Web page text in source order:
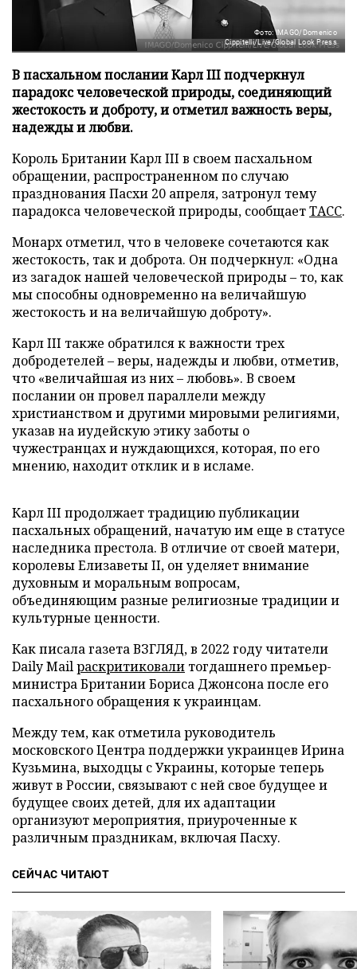
Фото: IMAGO/Domenico
Cippitelli/Live/Global Look Press
В пасхальном послании Карл III подчеркнул
парадокс человеческой природы, соединяющий
жестокость и доброту, и отметил важность веры,
надежды и любви.
Король Британии Карл III в своем пасхальном
обращении, распространенном по случаю
празднования Пасхи 20 апреля, затронул тему
парадокса человеческой природы, сообщаетТАСС.
Монарх отметил, что в человеке сочетаются как
жестокость, так и доброта. Он подчеркнул: «Одна
из загадок нашей человеческой природы – то, как
мы способны одновременно на величайшую
жестокость и на величайшую доброту».
Карл III также обратился к важности трех
добродетелей – веры, надежды и любви, отметив,
что «величайшая из них – любовь». В своем
послании он провел параллели между
христианством и другими мировыми религиями,
указав на иудейскую этику заботы о
чужестранцах и нуждающихся, которая, по его
мнению, находит отклик и в исламе.
Карл III продолжает традицию публикации
пасхальных обращений, начатую им еще в статусе
наследника престола. В отличие от своей матери,
королевы Елизаветы II, он уделяет внимание
духовным и моральным вопросам,
объединяющим разные религиозные традиции и
культурные ценности.
Как писала газета ВЗГЛЯД, в 2022 году читатели
Daily Mailраскритиковали тогдашнего премьер-
министра Британии Бориса Джонсона после его
пасхального обращения к украинцам.
Между тем, как отметила руководитель
московского Центра поддержки украинцев Ирина
Кузьмина, выходцы с Украины, которые теперь
живут в России, связывают с ней свое будущее и
будущее своих детей, для их адаптации
организуют мероприятия, приуроченные к
различным праздникам, включая Пасху.
СЕЙЧАС ЧИТАЮТ